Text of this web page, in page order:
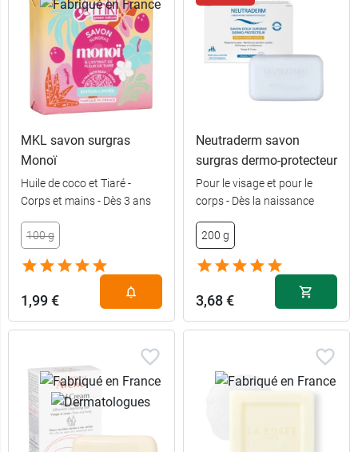
150 g
2 x 150 g 10,99 €
MKL savon surgras
Monoï
Huile de coco et Tiaré -
Corps et mains - Dès 3 ans
100 g
1,99 €
Neutraderm savon
surgras dermo-protecteur
Pour le visage et pour le
corps - Dès la naissance
200 g
3,68 €